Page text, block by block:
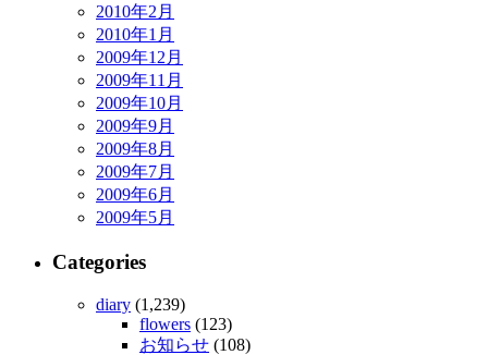
2010年2月
2010年1月
2009年12月
2009年11月
2009年10月
2009年9月
2009年8月
2009年7月
2009年6月
2009年5月
Categories
diary (1,239)
flowers (123)
お知らせ (108)